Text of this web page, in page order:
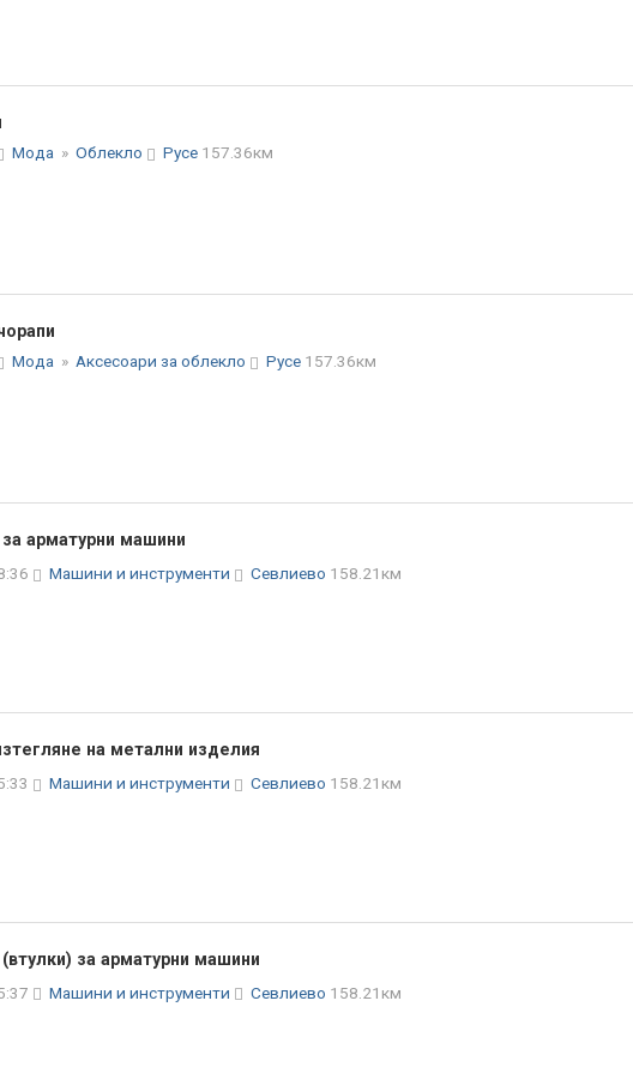
Мода » Облекло Русе 157.36км
Мода » Аксесоари за облекло Русе 157.36км
арматурни машини
Машини и инструменти Севлиево 158.21км
на метални изделия
Машини и инструменти Севлиево 158.21км
за арматурни машини
Машини и инструменти Севлиево 158.21км